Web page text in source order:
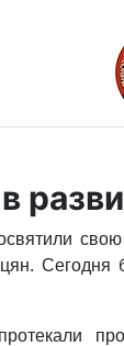
Сегодня